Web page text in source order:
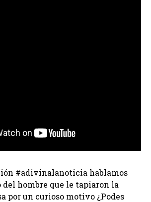
#adivinalanoticia hablamos
del hombre que le tapiaron la
por un curioso motivo ¿Podes